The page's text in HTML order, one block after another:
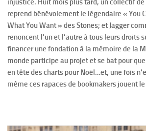
injustice. Huit mois plus tard, un collectif
reprend bénévolement le légendaire « You
What You Want » des Stones; et Jagger
renoncent l’un et l’autre à tous leurs droits
financer une fondation à la mémoire de la
monde participe au projet et se bat pour
en tête des charts pour Noël…et, une fois
même ces rapaces de bookmakers jouent